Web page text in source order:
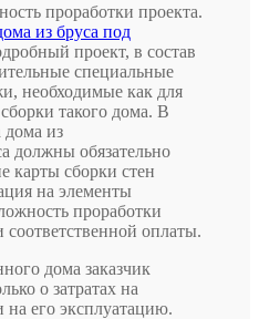
проработки проекта.
из бруса под
проект, в состав
специальные
необходимые как для
такого дома. В
дома из
должны обязательно
карты сборки стен
на элементы
проработки
соответственной оплаты.
дома заказчик
о затратах на
на его эксплуатацию.